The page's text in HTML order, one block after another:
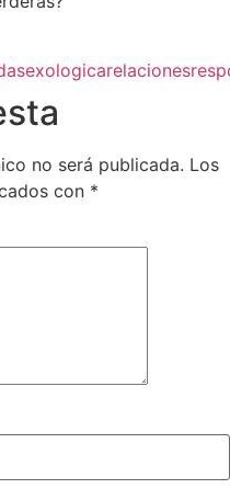
relaciones
no será publicada. Los
con *